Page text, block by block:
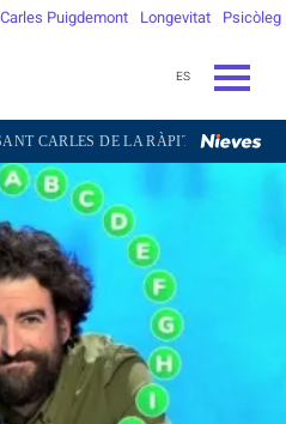
Carles Puigdemont Longevitat Psicòleg
ES
LA RÀPITA 30,8°SANT CUGAT DEL